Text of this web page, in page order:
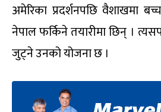
अमेरिका प्रदर्शनपछि वैशाखमा
नेपाल फर्किने तयारीमा छिन् ।
जुट्ने उनको योजना छ ।